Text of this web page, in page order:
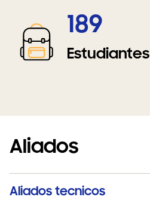
189
Estudiantes
Aliados
Aliados tecnicos